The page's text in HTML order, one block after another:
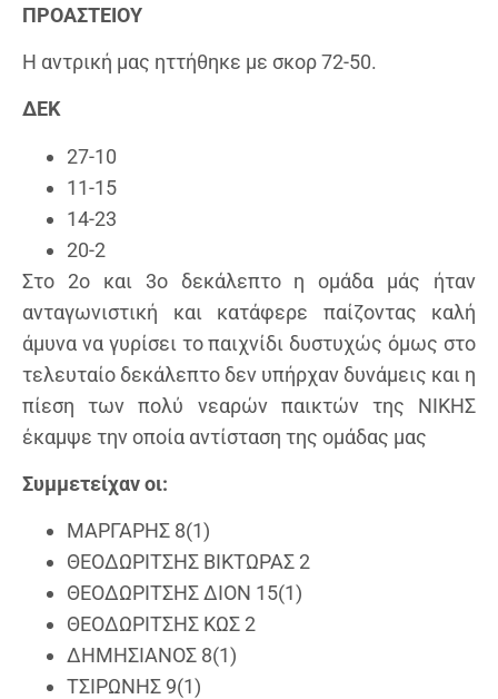
ΠΡΟΑΣΤΕΙΟΥ
Η αντρική μας ηττήθηκε με σκορ 72-50.
ΔΕΚ
27-10
11-15
14-23
20-2
Στο 2ο και 3ο δεκάλεπτο η ομάδα μάς ήταν
ανταγωνιστική και κατάφερε παίζοντας καλή
άμυνα να γυρίσει το παιχνίδι δυστυχώς όμως στο
τελευταίο δεκάλεπτο δεν υπήρχαν δυνάμεις και η
πίεση των πολύ νεαρών παικτών της ΝΙΚΗΣ
έκαμψε την οποία αντίσταση της ομάδας μας
Συμμετείχαν οι:
ΜΑΡΓΑΡΗΣ 8(1)
ΘΕΟΔΩΡΙΤΣΗΣ ΒΙΚΤΩΡΑΣ 2
ΘΕΟΔΩΡΙΤΣΗΣ ΔΙΟΝ 15(1)
ΘΕΟΔΩΡΙΤΣΗΣ ΚΩΣ 2
ΔΗΜΗΣΙΑΝΟΣ 8(1)
ΤΣΙΡΩΝΗΣ 9(1)